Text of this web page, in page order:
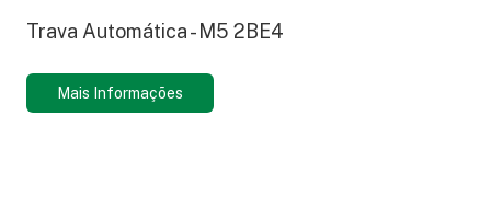
Trava Automática - M5 2BE4
Mais Informações